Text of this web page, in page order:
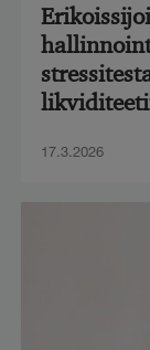
17.3.2026